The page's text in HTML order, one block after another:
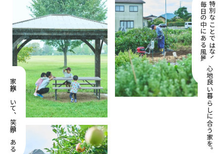
家族がいて、笑顔がある
特別なことではなくて、
毎日の中にある風景
心地良い暮らしに合う家を。